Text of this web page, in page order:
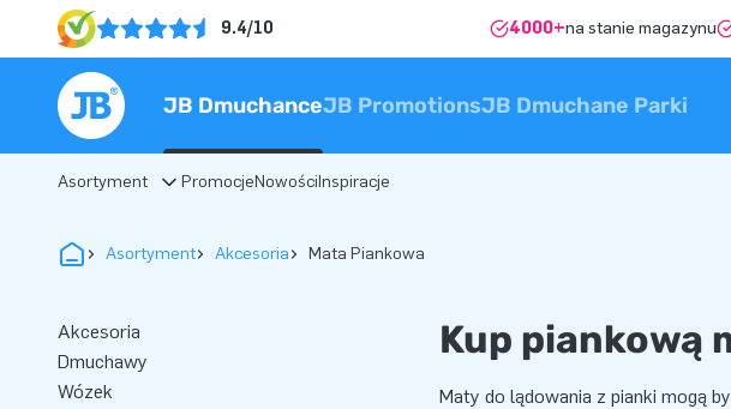
9.4/10 4000+na stanie magazynu
JB DmuchanceJB PromotionsJB Dmuchane Parki
Asortyment PromocjeNowościInspiracje
Asortyment Akcesoria Mata Piankowa
Akcesoria
Dmuchawy
Wózek
Kup piankową
Maty do lądowania z pianki mogą